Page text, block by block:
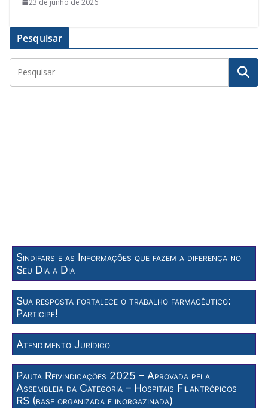
23 de junho de 2026
Pesquisar
Sindifars e as Informações que fazem a diferença no
Seu Dia a Dia
Sua resposta fortalece o trabalho farmacêutico:
Participe!
Atendimento Jurídico
Pauta Reivindicações 2025 – Aprovada pela
Assembleia da Categoria – Hospitais Filantrópicos
RS (base organizada e inorgazinada)